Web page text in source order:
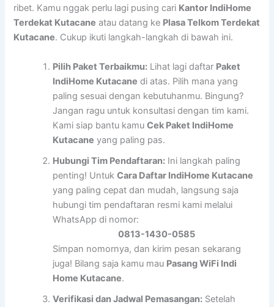
ribet. Kamu nggak perlu lagi pusing cari Kantor IndiHome
Terdekat Kutacane atau datang ke Plasa Telkom Terdekat
Kutacane. Cukup ikuti langkah-langkah di bawah ini.
Pilih Paket Terbaikmu: Lihat lagi daftar Paket
IndiHome Kutacane di atas. Pilih mana yang
paling sesuai dengan kebutuhanmu. Bingung?
Jangan ragu untuk konsultasi dengan tim kami.
Kami siap bantu kamuCek Paket IndiHome
Kutacane yang paling pas.
Hubungi Tim Pendaftaran: Ini langkah paling
penting! UntukCara Daftar IndiHome Kutacane
yang paling cepat dan mudah, langsung saja
hubungi tim pendaftaran resmi kami melalui
WhatsApp di nomor:
0813-1430-0585
Simpan nomornya, dan kirim pesan sekarang
juga! Bilang saja kamu mau Pasang WiFi Indi
Home Kutacane.
Verifikasi dan Jadwal Pemasangan: Setelah